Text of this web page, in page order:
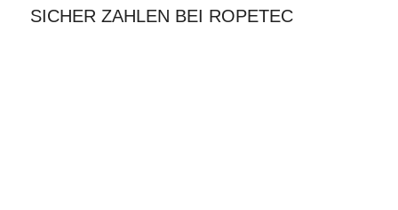
SICHER ZAHLEN BEI ROPETEC